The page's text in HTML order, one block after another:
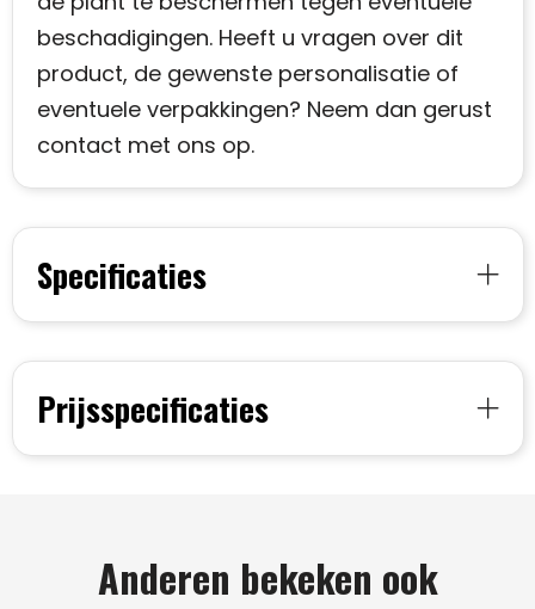
beschadigingen. Heeft u vragen over dit
product, de gewenste personalisatie of
eventuele verpakkingen? Neem dan gerust
contact met ons op.
Specificaties
Prijsspecificaties
Anderen bekeken ook